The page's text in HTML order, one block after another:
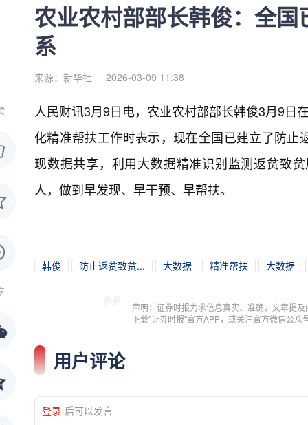
农业农村部部长韩俊：全
系
来源：新华社 2026-03-09 11:38
人民财讯3月9日电，农业农村部部长韩俊3月9日
化精准帮扶工作时表示，现在全国已建立了防
现数据共享，利用大数据精准识别监测返贫致
人，做到早发现、早干预、早帮扶。
韩俊 防止返贫致贫... 大数据 精准帮扶 大数据
声明：证券时报力求信息真实、准确，文章提
下载"证券时报"官方APP，或关注官方微信公
用户评论
登录 后可以发言